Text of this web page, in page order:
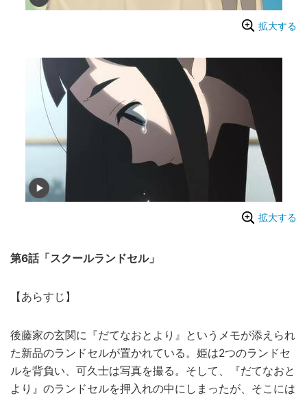
拡大する
拡大する
第6話「スクールランドセル」
【あらすじ】
後藤家の玄関に『だてなおとより』というメモが添えられ
た新品のランドセルが置かれている。姫は2つのランドセ
ルを背負い、可久士は写真を撮る。そして、『だてなおと
より』のランドセルを押入れの中にしまったが、そこには